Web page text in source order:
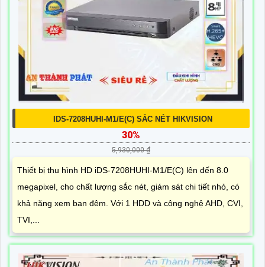
IDS-7208HUHI-M1/E(C) SẮC NÉT HIKVISION
30%
5,930,000 ₫
Thiết bị thu hình HD iDS-7208HUHI-M1/E(C) lên đến 8.0
megapixel, cho chất lượng sắc nét, giám sát chi tiết nhỏ, có
khả năng xem ban đêm. Với 1 HDD và công nghệ AHD, CVI,
TVI,...